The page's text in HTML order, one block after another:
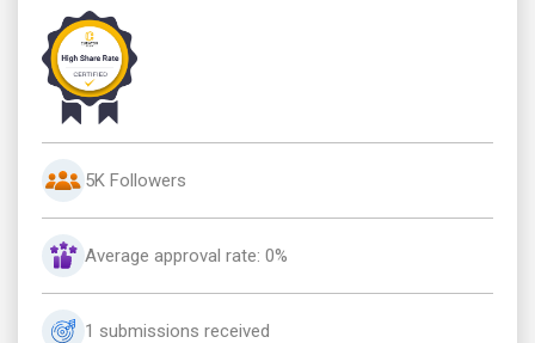
5K Followers
Average approval rate: 0%
1 submissions received